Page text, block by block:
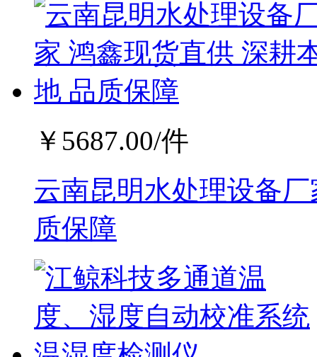
￥ 5687.00/件
云南昆明水处理设备
质保障